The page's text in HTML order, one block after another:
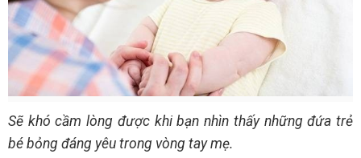
Sẽ khó cầm lòng được khi bạn nhìn thấy những đứa trẻ
bé bỏng đáng yêu trong vòng tay mẹ.